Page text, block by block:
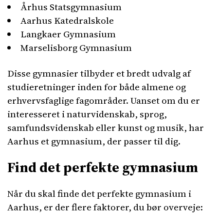
Århus Statsgymnasium
Aarhus Katedralskole
Langkaer Gymnasium
Marselisborg Gymnasium
Disse gymnasier tilbyder et bredt udvalg af
studieretninger inden for både almene og
erhvervsfaglige fagområder. Uanset om du er
interesseret i naturvidenskab, sprog,
samfundsvidenskab eller kunst og musik, har
Aarhus et gymnasium, der passer til dig.
Find det perfekte gymnasium
Når du skal finde det perfekte gymnasium i
Aarhus, er der flere faktorer, du bør overveje: